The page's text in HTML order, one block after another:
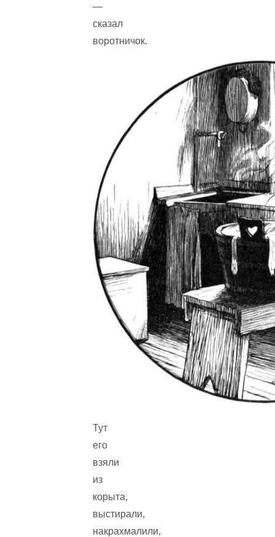
—
сказал
воротничок.
Тут
его
взяли
из
корыта,
выстирали,
накрахмалили,